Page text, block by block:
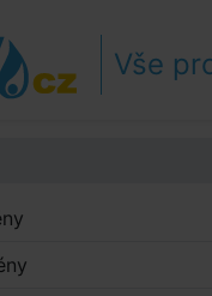
sloupciVše